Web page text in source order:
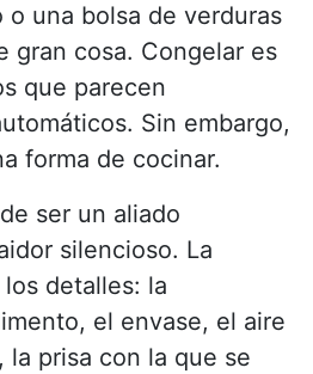
una bolsa de verduras
gran cosa. Congelar es
que parecen
Sin embargo,
forma de cocinar.
ser un aliado
silencioso. La
detalles: la
el envase, el aire
la prisa con la que se